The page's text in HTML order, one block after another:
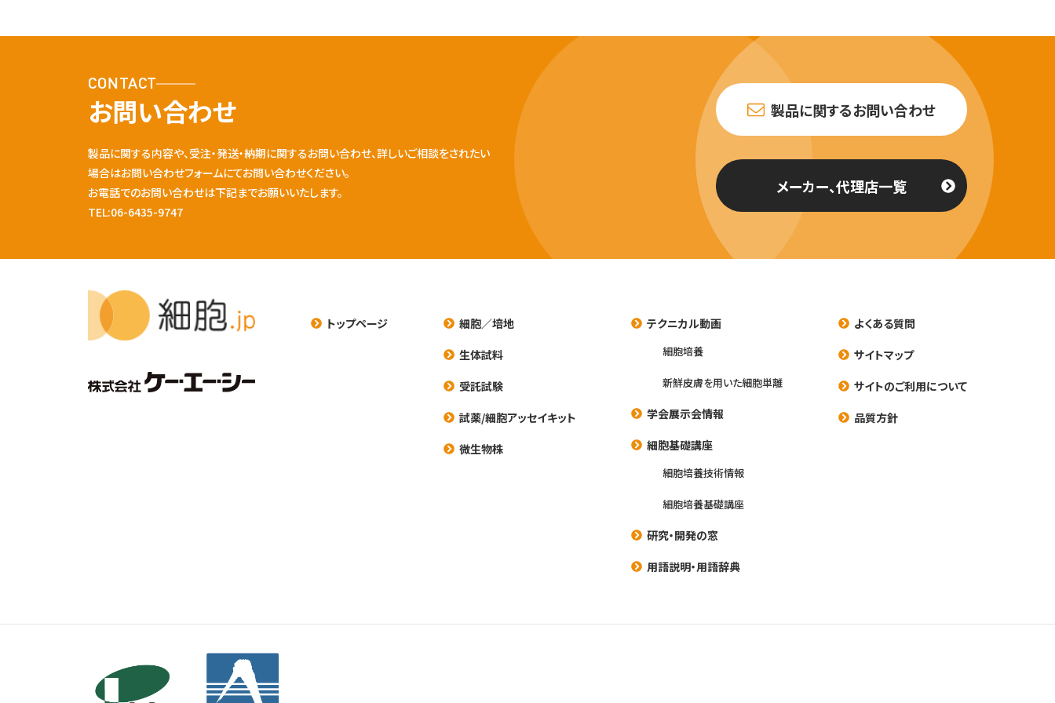
CONTACT
お問い合わせ
製品に関する内容や、受注・発送・納期に関するお問い合わせ、詳しいご相談をされたい
場合はお問い合わせフォームにてお問い合わせください。
お電話でのお問い合わせは下記までお願いいたします。
TEL:06-6435-9747
製品に関するお問い合わせ
メーカー、代理店一覧
トップページ
細胞／培地
生体試料
受託試験
試薬/細胞アッセイキット
微生物株
テクニカル動画
細胞培養
新鮮皮膚を用いた細胞単離
学会展示会情報
細胞基礎講座
細胞培養技術情報
細胞培養基礎講座
研究・開発の窓
用語説明・用語辞典
よくある質問
サイトマップ
サイトのご利用について
品質方針